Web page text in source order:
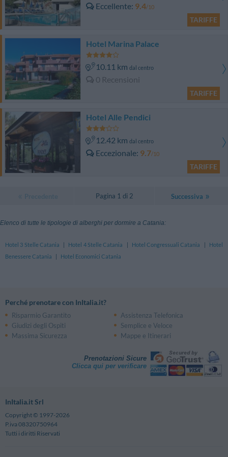
Eccellente 9.4/10
TARIFFE
Hotel Marina Palace
10.11 km dal centro
0 Recensioni
TARIFFE
Hotel Alle Pendici
12.42 km dal centro
Eccezionale 9.7/10
TARIFFE
Pagina 1 di 2 Successiva
Elenco di tutte le tipologie di alberghi per dormire a Catania:
Hotel 3 Stelle Catania | Hotel 4 Stelle Catania | Hotel Congressuali Catania |
Hotel
Benessere Catania
| Hotel Economici Catania
Perché prenotare con InItalia.it?
Risparmio Garantito
Assistenza Telefonica
Giudizi degli Ospiti
Semplice e Veloce
Massima Sicurezza
Mappe e Itinerari
Prenotazioni Sicure
Clicca qui per verificare
InItalia.it Srl
Copyright © 1997-2026
P.iva 08320750964
Tutti i diritti Riservati